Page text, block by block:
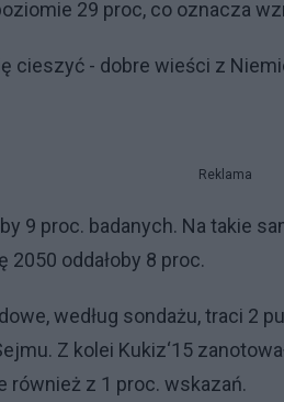
29 proc, co oznacza
cieszyć - dobre wieści z
Reklama
9 proc. badanych. Na takie
2050 oddałoby 8 proc.
według sondażu, traci 2
Z kolei Kukiz‘15
również z 1 proc. wskazań.